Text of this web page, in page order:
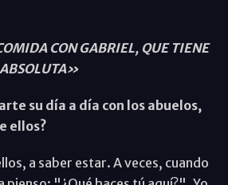
CON GABRIEL, QUE TIENE
su día a día con los abuelos,
ellos?
a saber estar. A veces, cuando